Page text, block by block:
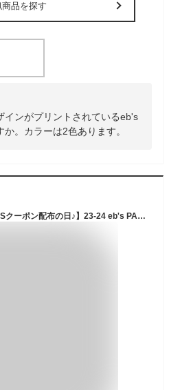
商品を探す
インがプリントされているeb's
。カラーは2色あります。
【店内10％OFF★20日はCRASSクーポン配布の日♪】23-24 eb's PASS ARM POCKET エビス パス アーム ポケット BLACK スノーボード スキー パスケース リフト券 腕巻きつけ メンズ レディース